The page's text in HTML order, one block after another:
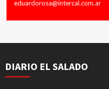
eduardorosa@intercal.com.ar
DIARIO EL SALADO